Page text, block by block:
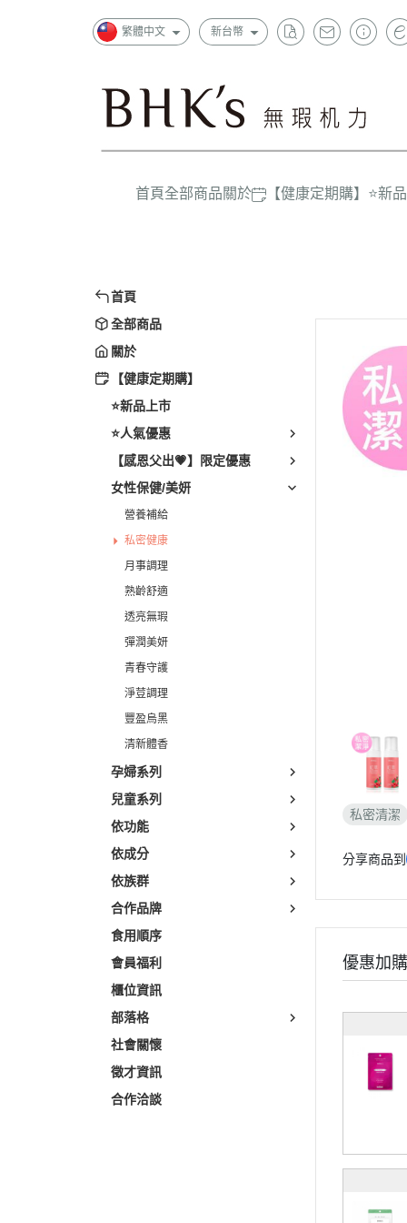
繁體中文 新台幣
首頁全部商品關於 【健康定期購】 ⭐新
孕哺媽咪
嬰幼兒/
大童/學
素食
輕熟齡
樂齡養生
首頁
全部商品
關於
【健康定期購】
⭐新品上市
⭐人氣優惠
【感恩父出💗】限定優惠
女性保健/美妍
營養補給
私密健康
月事調理
熟齡舒適
透亮無瑕
彈潤美妍
青春守護
淨荳調理
豐盈烏黑
清新體香
孕婦系列
兒童系列
依功能
依成分
依族群
合作品牌
食用順序
會員福利
櫃位資訊
部落格
社會關懷
徵才資訊
合作洽談
私密清潔
分享商品到
優惠加購